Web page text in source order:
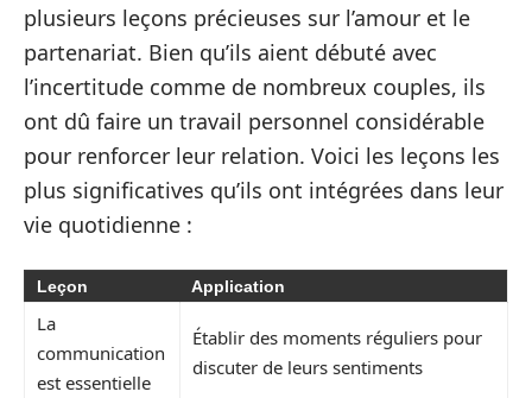
plusieurs leçons précieuses sur l’amour et le
partenariat. Bien qu’ils aient débuté avec
l’incertitude comme de nombreux couples, ils
ont dû faire un travail personnel considérable
pour renforcer leur relation. Voici les leçons les
plus significatives qu’ils ont intégrées dans leur
vie quotidienne :
Leçon Application
La
communication
est essentielle
Établir des moments réguliers pour
discuter de leurs sentiments